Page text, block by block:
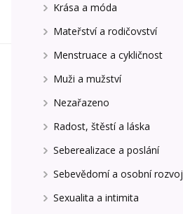
Krása a móda
Mateřství a rodičovství
Menstruace a cykličnost
Muži a mužství
Nezařazeno
Radost, štěstí a láska
Seberealizace a poslání
Sebevědomí a osobní rozvoj
Sexualita a intimita